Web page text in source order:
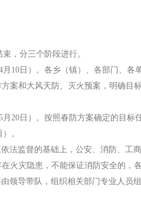
，分三个阶段进行。
10日）。各乡（镇）、各部门、各
案和大风天防、灭火预案，明确
20日）。按照春防方案确定的目标
。
法监督的基础上，公安、消防、工
火灾隐患，不能保证消防安全的，
领导带队，组织相关部门专业人员